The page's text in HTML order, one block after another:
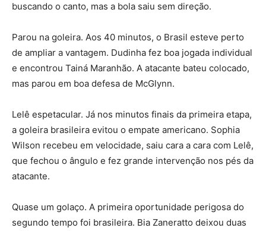
buscando o canto, mas a bola saiu sem direção.
Parou na goleira. Aos 40 minutos, o Brasil esteve perto
de ampliar a vantagem. Dudinha fez boa jogada individual
e encontrou Tainá Maranhão. A atacante bateu colocado,
mas parou em boa defesa de McGlynn.
Lelê espetacular. Já nos minutos finais da primeira etapa,
a goleira brasileira evitou o empate americano. Sophia
Wilson recebeu em velocidade, saiu cara a cara com Lelê,
que fechou o ângulo e fez grande intervenção nos pés da
atacante.
Quase um golaço. A primeira oportunidade perigosa do
segundo tempo foi brasileira. Bia Zaneratto deixou duas